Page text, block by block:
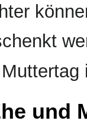
und